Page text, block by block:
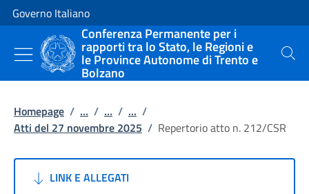
Vai al contenuto
Vai alla navigazione del sito
Governo Italiano
Conferenza Permanente per i
rapporti tra lo Stato, le Regioni e
le Province Autonome di Trento e
Bolzano
Cerca
Homepage / ... / ... / ... /
Atti del 27 novembre 2025 / Repertorio atto n. 212/CSR
LINK E ALLEGATI